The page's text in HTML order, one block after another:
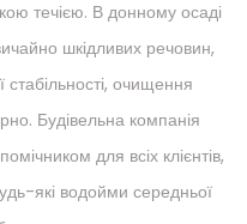
течією. В донному осаді
шкідливих речовин,
очищення
Будівельна компанія
для всіх клієнтів,
які водойми середньої